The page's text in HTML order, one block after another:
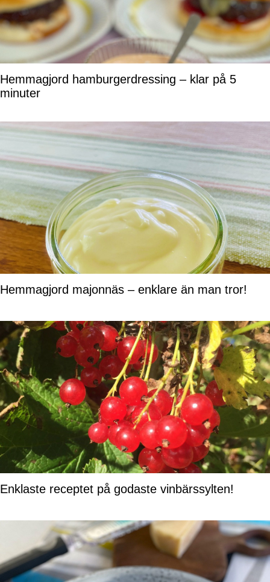
Hemmagjord hamburgerdressing – klar på 5
minuter
Hemmagjord majonnäs – enklare än man tror!
Enklaste receptet på godaste vinbärssylten!